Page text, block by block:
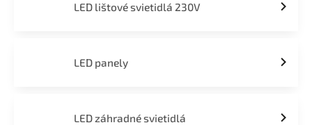
LED lištové svietidlá 230V
LED panely
LED záhradné svietidlá